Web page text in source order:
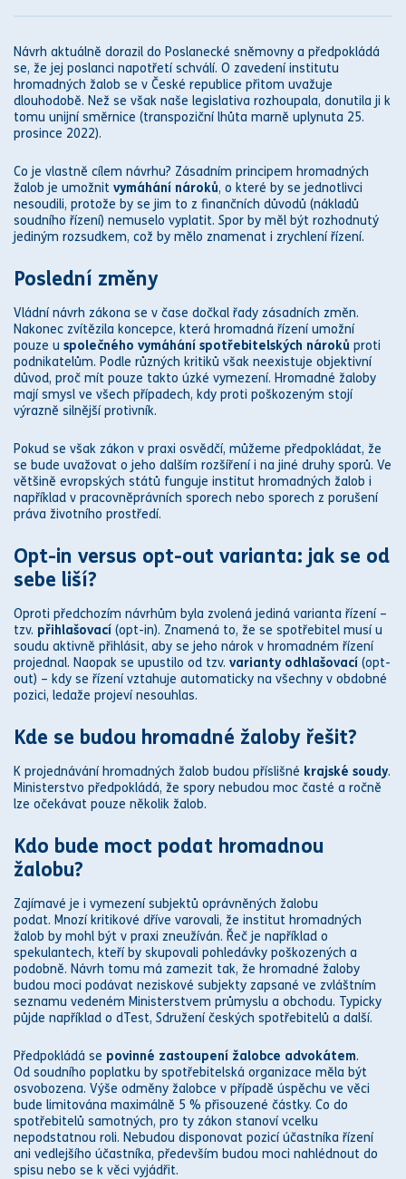
Návrh aktuálně dorazil do Poslanecké sněmovny a předpokládá
se, že jej poslanci napotřetí schválí. O zavedení institutu
hromadných žalob se v České republice přitom uvažuje
dlouhodobě. Než se však naše legislativa rozhoupala, donutila ji k
tomu unijní směrnice (transpoziční lhůta marně uplynuta 25.
prosince 2022).
Co je vlastně cílem návrhu? Zásadním principem hromadných
žalob je umožnit vymáhání nároků, o které by se jednotlivci
nesoudili, protože by se jim to z finančních důvodů (nákladů
soudního řízení) nemuselo vyplatit. Spor by měl být rozhodnutý
jediným rozsudkem, což by mělo znamenat i zrychlení řízení.
Poslední změny
Vládní návrh zákona se v čase dočkal řady zásadních změn.
Nakonec zvítězila koncepce, která hromadná řízení umožní
pouze u společného vymáhání spotřebitelských nároků proti
podnikatelům. Podle různých kritiků však neexistuje objektivní
důvod, proč mít pouze takto úzké vymezení. Hromadné žaloby
mají smysl ve všech případech, kdy proti poškozeným stojí
výrazně silnější protivník.
Pokud se však zákon v praxi osvědčí, můžeme předpokládat, že
se bude uvažovat o jeho dalším rozšíření i na jiné druhy sporů. Ve
většině evropských států funguje institut hromadných žalob i
například v pracovněprávních sporech nebo sporech z porušení
práva životního prostředí.
Opt-in versus opt-out varianta: jak se od
sebe liší?
Oproti předchozím návrhům byla zvolená jediná varianta řízení –
tzv. přihlašovací (opt-in). Znamená to, že se spotřebitel musí u
soudu aktivně přihlásit, aby se jeho nárok v hromadném řízení
projednal. Naopak se upustilo od tzv. varianty odhlašovací (opt-
out) – kdy se řízení vztahuje automaticky na všechny v obdobné
pozici, ledaže projeví nesouhlas.
Kde se budou hromadné žaloby řešit?
K projednávání hromadných žalob budou příslišné krajské soudy.
Ministerstvo předpokládá, že spory nebudou moc časté a ročně
lze očekávat pouze několik žalob.
Kdo bude moct podat hromadnou
žalobu?
Zajímavé je i vymezení subjektů oprávněných žalobu
podat. Mnozí kritikové dříve varovali, že institut hromadných
žalob by mohl být v praxi zneužíván. Řeč je například o
spekulantech, kteří by skupovali pohledávky poškozených a
podobně. Návrh tomu má zamezit tak, že hromadné žaloby
budou moci podávat neziskové subjekty zapsané ve zvláštním
seznamu vedeném Ministerstvem průmyslu a obchodu. Typicky
půjde například o dTest, Sdružení českých spotřebitelů a další.
Předpokládá se povinné zastoupení žalobce advokátem.
Od soudního poplatku by spotřebitelská organizace měla být
osvobozena. Výše odměny žalobce v případě úspěchu ve věci
bude limitována maximálně 5 % přisouzené částky. Co do
spotřebitelů samotných, pro ty zákon stanoví vcelku
nepodstatnou roli. Nebudou disponovat pozicí účastníka řízení
ani vedlejšího účastníka, především budou moci nahlédnout do
spisu nebo se k věci vyjádřit.